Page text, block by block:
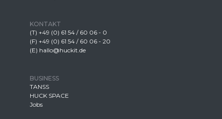
KONTAKT
(T) +49 (0) 61 54 / 60 06 - 0
(F) +49 (0) 61 54 / 60 06 - 20
(E) hallo@huckit.de
BUSINESS
TANSS
HUCK SPACE
Jobs